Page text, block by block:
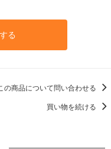
る
の商品について問い合わせる
買い物を続ける